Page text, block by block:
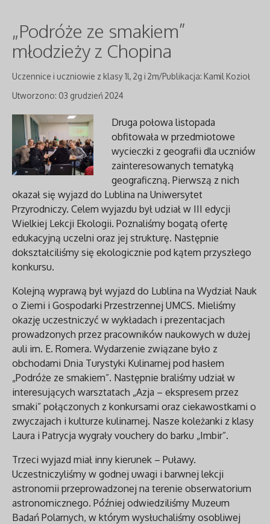
„Podróże ze smakiem”
młodzieży z Chopina
Uczennice i uczniowie z klasy 1l, 2g i 2m/Publikacja: Kamil Kozioł
Utworzono: 03 grudzień 2024
Druga połowa listopada
obfitowała w przedmiotowe
wycieczki z geografii dla uczniów
zainteresowanych tematyką
geograficzną. Pierwszą z nich
okazał się wyjazd do Lublina na Uniwersytet
Przyrodniczy. Celem wyjazdu był udział w III edycji
Wielkiej Lekcji Ekologii. Poznaliśmy bogatą ofertę
edukacyjną uczelni oraz jej strukturę. Następnie
dokształciliśmy się ekologicznie pod kątem przyszłego
konkursu.
Kolejną wyprawą był wyjazd do Lublina na Wydział Nauk
o Ziemi i Gospodarki Przestrzennej UMCS. Mieliśmy
okazję uczestniczyć w wykładach i prezentacjach
prowadzonych przez pracowników naukowych w dużej
auli im. E. Romera. Wydarzenie związane było z
obchodami Dnia Turystyki Kulinarnej pod hasłem
„Podróże ze smakiem”. Następnie braliśmy udział w
interesujących warsztatach „Azja – ekspresem przez
smaki” połączonych z konkursami oraz ciekawostkami o
zwyczajach i kulturze kulinarnej. Nasze koleżanki z klasy
Laura i Patrycja wygrały vouchery do barku „Imbir”.
Trzeci wyjazd miał inny kierunek – Puławy.
Uczestniczyliśmy w godnej uwagi i barwnej lekcji
astronomii przeprowadzonej na terenie obserwatorium
astronomicznego. Później odwiedziliśmy Muzeum
Badań Polarnych, w którym wysłuchaliśmy osobliwej